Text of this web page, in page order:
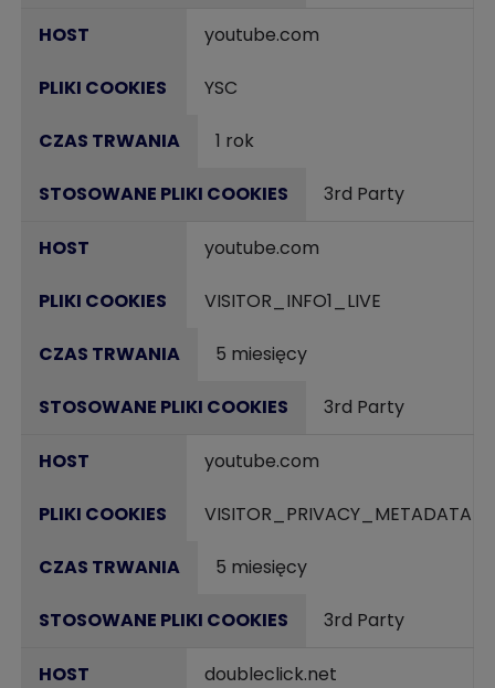
youtube.com
YSC
1 rok
3rd Party
youtube.com
VISITOR_INFO1_LIVE
5 miesięcy
3rd Party
youtube.com
VISITOR_PRIVACY_METADATA
5 miesięcy
3rd Party
doubleclick.net